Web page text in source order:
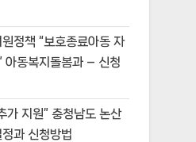
정책 “보호종료아동 자
아동복지돌봄과 – 신청
가 지원” 충청남도 논산
과 신청방법